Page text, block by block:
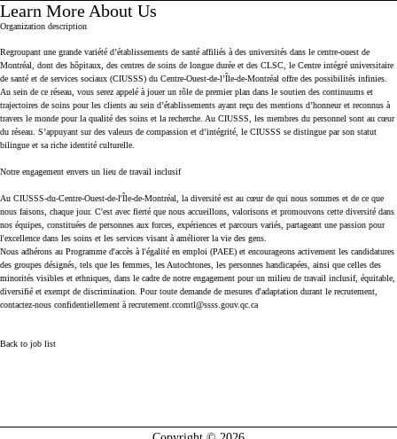
Learn More About Us
Press space or enter keys to toggle section visibility
Organization description
Regroupant une grande variété d’établissements de santé affiliés à des universités dans le centre-ouest de
Montréal, dont des hôpitaux, des centres de soins de longue durée et des CLSC, le Centre intégré universitaire
de santé et de services sociaux (CIUSSS) du Centre-Ouest-de-l’Île-de-Montréal offre des possibilités infinies.
Au sein de ce réseau, vous serez appelé à jouer un rôle de premier plan dans le soutien des continuums et
trajectoires de soins pour les clients au sein d’établissements ayant reçu des mentions d’honneur et reconnus à
travers le monde pour la qualité des soins et la recherche. Au CIUSSS, les membres du personnel sont au cœur
du réseau. S’appuyant sur des valeurs de compassion et d’intégrité, le CIUSSS se distingue par son statut
bilingue et sa riche identité culturelle.
Notre engagement envers un lieu de travail inclusif
Au CIUSSS-du-Centre-Ouest-de-l'Île-de-Montréal, la diversité est au cœur de qui nous sommes et de ce que
nous faisons, chaque jour. C'est avec fierté que nous accueillons, valorisons et promouvons cette diversité dans
nos équipes, constituées de personnes aux forces, expériences et parcours variés, partageant une passion pour
l'excellence dans les soins et les services visant à améliorer la vie des gens.
Nous adhérons au Programme d'accès à l'égalité en emploi (PAEE) et encourageons activement les candidatures
des groupes désignés, tels que les femmes, les Autochtones, les personnes handicapées, ainsi que celles des
minorités visibles et ethniques, dans le cadre de notre engagement pour un milieu de travail inclusif, équitable,
diversifié et exempt de discrimination. Pour toute demande de mesures d'adaptation durant le recrutement,
contactez-nous confidentiellement à recrutement.ccomtl@ssss.gouv.qc.ca
Back to job list